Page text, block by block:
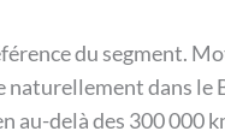
du segment.
naturellement dans
au-delà des 300 000